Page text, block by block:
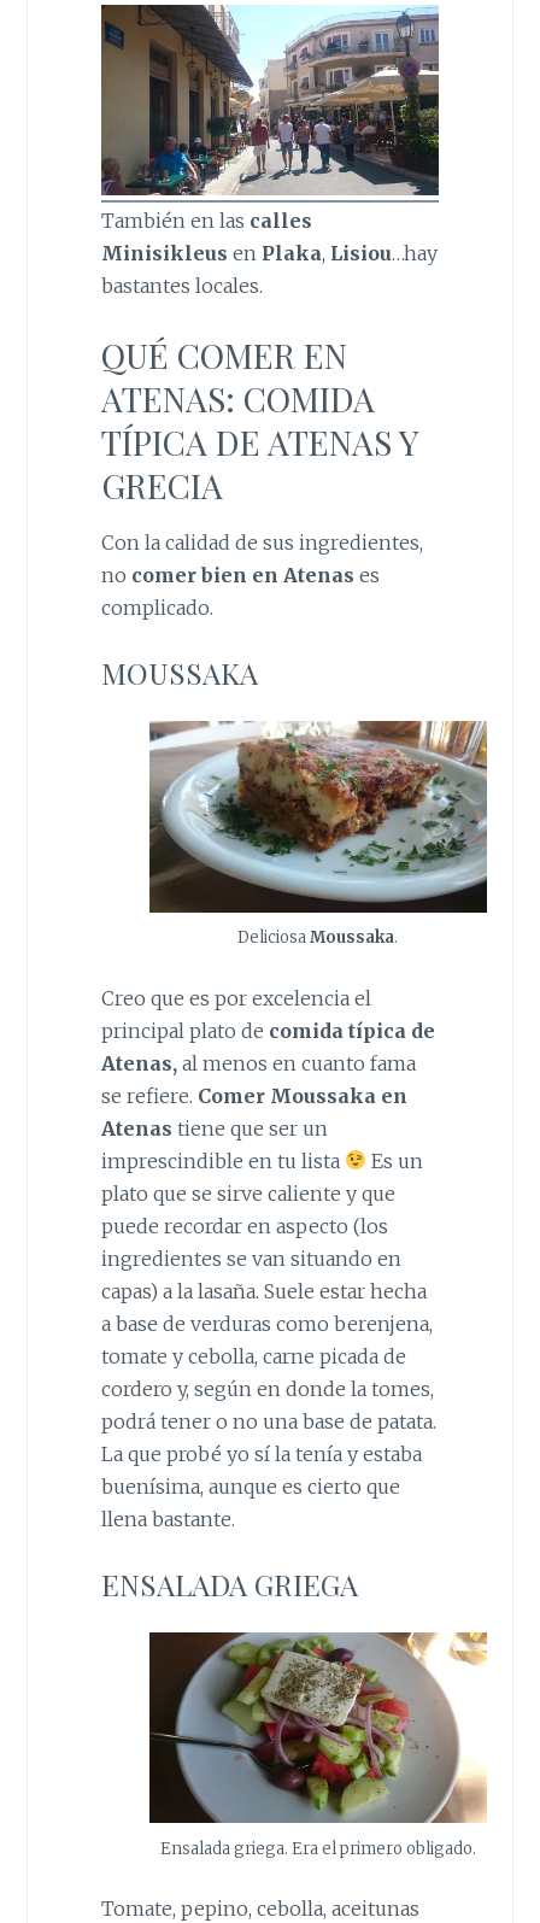
También en las calles
Minisikleus en Plaka, Lisiou…hay
bastantes locales.
QUÉ COMER EN
ATENAS: COMIDA
TÍPICA DE ATENAS Y
GRECIA
Con la calidad de sus ingredientes,
no comer bien en Atenas es
complicado.
MOUSSAKA
DeliciosaMoussaka.
Creo que es por excelencia el
principal plato de comida típica de
Atenas, al menos en cuanto fama
se refiere. Comer Moussaka en
Atenas tiene que ser un
imprescindible en tu lista
Es un
plato que se sirve caliente y que
puede recordar en aspecto (los
ingredientes se van situando en
capas) a la lasaña. Suele estar hecha
a base de verduras como berenjena,
tomate y cebolla, carne picada de
cordero y, según en donde la tomes,
podrá tener o no una base de patata.
La que probé yo sí la tenía y estaba
buenísima, aunque es cierto que
llena bastante.
ENSALADA GRIEGA
Ensalada griega. Era el primero obligado.
Tomate, pepino, cebolla, aceitunas